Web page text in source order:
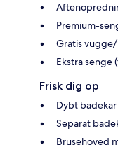
Premium-
Gratis
Ekstra
Frisk dig op
Dybt badekar
Separat
Brusehoved